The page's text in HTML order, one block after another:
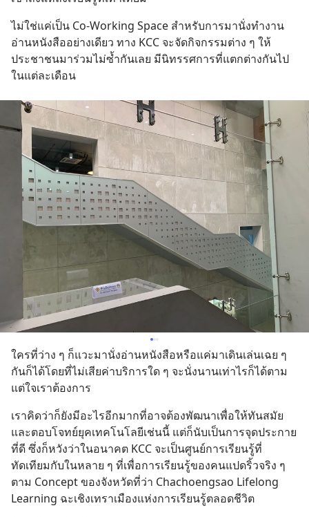
ไม่ใช่แค่เป็น Co-Working Space สำหรับการมานั่งทำงาน
อ่านหนังสืออย่างเดียว ทาง KCC จะจัดกิจกรรมต่าง ๆ ให้
ประชาชนมาร่วมไม่ซ้ำกันเลย มีนิทรรศการที่แตกต่างกันไป
ในแต่ละเดือน
ใครที่ว่าง ๆ ก็แวะมานั่งอ่านหนังสือหรือแค่มาเดินเล่นเฉย ๆ
กันก็ได้โดยที่ไม่เสียค่าบริการใด ๆ จะนั่งนานเท่าไรก็ได้ตาม
แต่ใจเราต้องการ
เราคิดว่าก็ยังมีอะไรอีกมากที่อาจต้องพัฒนาเพื่อให้ทันสมัย
และตอบโจทย์ยุคเทคโนโลยีเช่นนี้ แต่ก็นับเป็นการจุดประกาย
ที่ดี ซึ่งก็หวังว่าในอนาคต KCC จะเป็นศูนย์การเรียนรู้ที่
ทัดเทียมกับในหลาย ๆ ที่เพื่อการเรียนรู้ของคนแปดริ้วจริง ๆ
ตาม Concept ของจังหวัดที่ว่า Chachoengsao Lifelong
Learning ฉะเชิงเทราเมืองแห่งการเรียนรู้ตลอดชีวิต